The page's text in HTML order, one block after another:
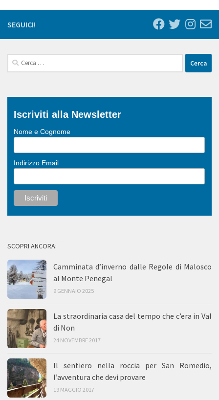
SEGUICI!
Ricerca
per:
Iscriviti alla Newsletter
Nome e Cognome
Indirizzo Email
SCOPRI ANCORA:
Camminata d’inverno dalle Regole di Malosco
al Monte Penegal
9 GENNAIO 2025
La straordinaria casa del tempo che c’era in Val
di Non
24 NOVEMBRE 2017
Il sentiero nella roccia per San Romedio,
l’avventura che devi provare
19 MAGGIO 2017